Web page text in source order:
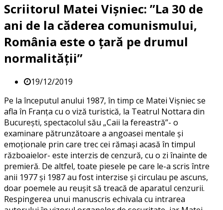
Scriitorul Matei Vișniec: ”La 30 de
ani de la căderea comunismului,
România este o țară pe drumul
normalității”
19/12/2019
Pe la începutul anului 1987, în timp ce Matei Vișniec se
afla în Franța cu o viză turistică, la Teatrul Nottara din
București, spectacolul său „Caii la fereastră”- o
examinare pătrunzătoare a angoasei mentale și
emoționale prin care trec cei rămași acasă în timpul
războaielor- este interzis de cenzură, cu o zi înainte de
premieră. De altfel, toate piesele pe care le-a scris între
anii 1977 și 1987 au fost interzise și circulau pe ascuns,
doar poemele au reușit să treacă de aparatul cenzurii.
Respingerea unui manuscris echivala cu intrarea